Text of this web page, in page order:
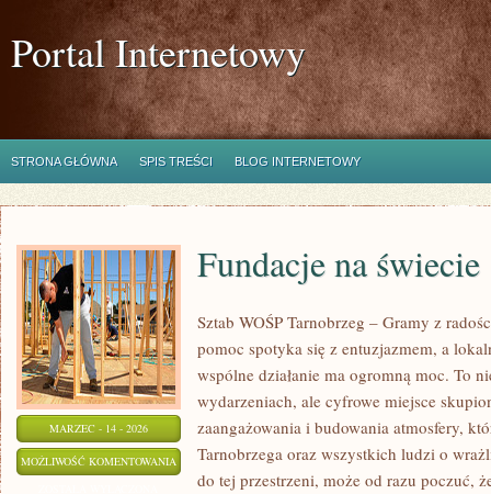
Portal Internetowy
STRONA GŁÓWNA SPIS TREŚCI BLOG INTERNETOWY
MARZEC - 14 - 2026
MOŻLIWOŚĆ KOMENTOWANIA FUNDACJE
Fundacje na świecie
Sztab WOŚP Tarnobrzeg – Gramy z
pomoc spotyka się z entuzjazmem, a
wspólne działanie ma ogromną moc. To
wydarzeniach, ale cyfrowe miejsce
zaangażowania i budowania atmosfery,
Tarnobrzega oraz wszystkich ludzi o
do tej przestrzeni, może od razu poczuć,